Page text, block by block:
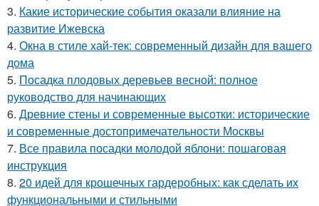
3. Какие исторические события оказали влияние на
развитие Ижевска
4. Окна в стиле хай-тек: современный дизайн для вашего
дома
5. Посадка плодовых деревьев весной: полное
руководство для начинающих
6. Древние стены и современные высотки: исторические
и современные достопримечательности Москвы
7. Все правила посадки молодой яблони: пошаговая
инструкция
8. 20 идей для крошечных гардеробных: как сделать их
функциональными и стильными